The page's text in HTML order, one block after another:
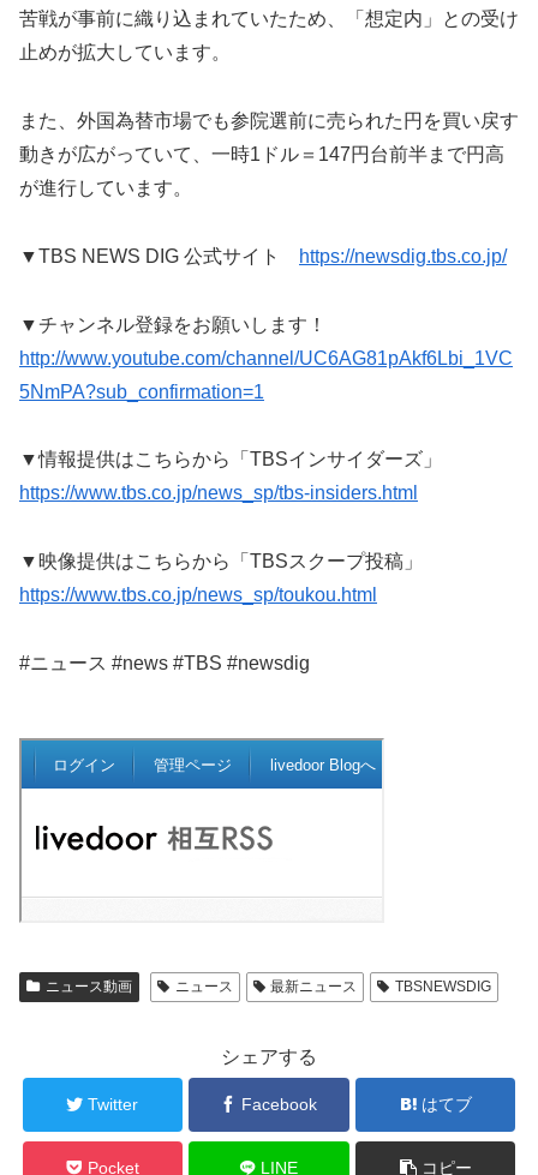
苦戦が事前に織り込まれていたため、「想定内」との受け
止めが拡大しています。
また、外国為替市場でも参院選前に売られた円を買い戻す
動きが広がっていて、一時1ドル＝147円台前半まで円高
が進行しています。
▼TBS NEWS DIG 公式サイト https://newsdig.tbs.co.jp/
▼チャンネル登録をお願いします！
http://www.youtube.com/channel/UC6AG81pAkf6Lbi_1VC
5NmPA?sub_confirmation=1
▼情報提供はこちらから「TBSインサイダーズ」
https://www.tbs.co.jp/news_sp/tbs-insiders.html
▼映像提供はこちらから「TBSスクープ投稿」
https://www.tbs.co.jp/news_sp/toukou.html
#ニュース #news #TBS #newsdig
ニュース動画 ニュース 最新ニュース TBSNEWSDIG
シェアする
Twitter Facebook はてブ
Pocket LINE コピー